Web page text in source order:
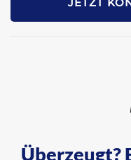
Überzeugt?